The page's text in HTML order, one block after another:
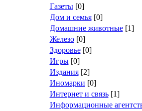
Газеты[0]
Дом и семья[0]
Домашние животные[1]
Железо[0]
Здоровье[0]
Игры[0]
Издания[2]
Иномарки [0]
Интернет и связь[1]
Информационные